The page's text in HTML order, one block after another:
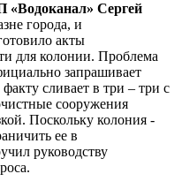
«Водоканал» Сергей
города, и
акты
для колонии. Проблема
запрашивает
сливает в три – три с
сооружения
Поскольку колония -
ее в
руководству